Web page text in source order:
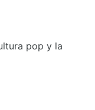
pop y la